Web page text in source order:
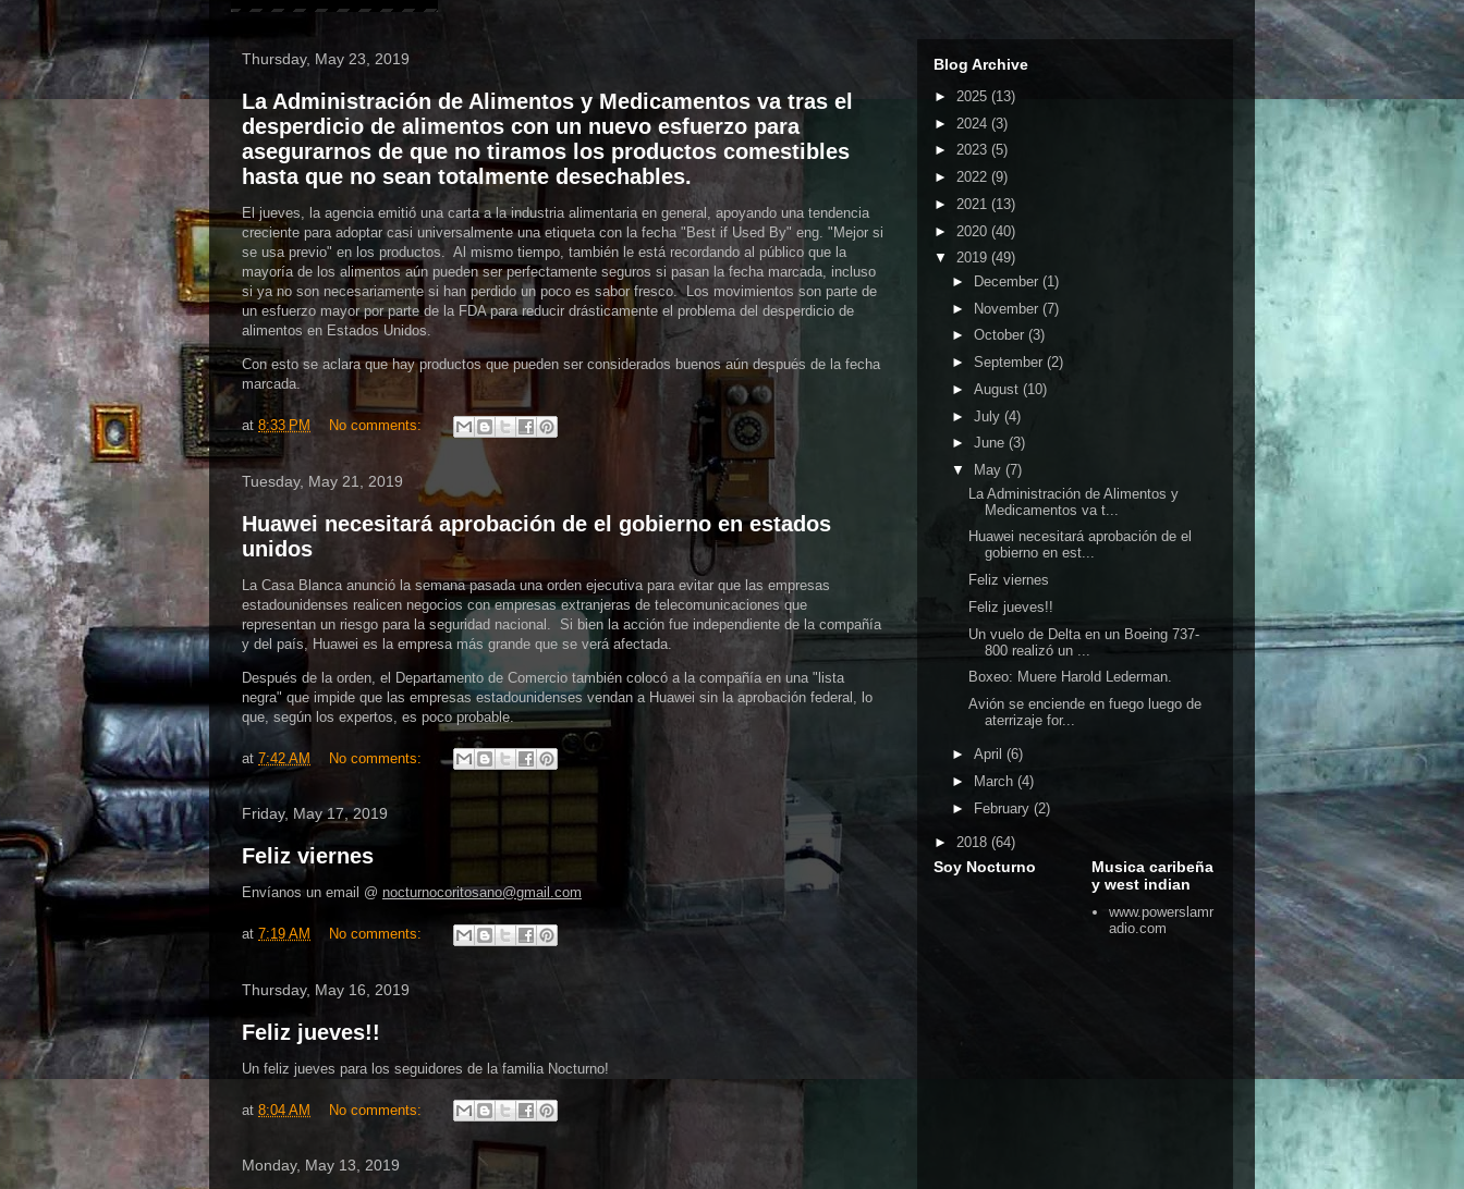
Thursday, May 23, 2019
La Administración de Alimentos y Medicamentos va tras el
desperdicio de alimentos con un nuevo esfuerzo para
asegurarnos de que no tiramos los productos comestibles
hasta que no sean totalmente desechables.
El jueves, la agencia emitió una carta a la industria alimentaria en general, apoyando una tendencia
creciente para adoptar casi universalmente una etiqueta con la fecha "Best if Used By" eng. "Mejor si
se usa previo" en los productos. Al mismo tiempo, también le está recordando al público que la
mayoría de los alimentos aún pueden ser perfectamente seguros si pasan la fecha marcada, incluso
si ya no son necesariamente si han perdido un poco es sabor fresco. Los movimientos son parte de
un esfuerzo mayor por parte de la FDA para reducir drásticamente el problema del desperdicio de
alimentos en Estados Unidos.
Con esto se aclara que hay productos que pueden ser considerados buenos aún después de la fecha
marcada.
at 8:33 PM No comments:
Tuesday, May 21, 2019
Huawei necesitará aprobación de el gobierno en estados
unidos
La Casa Blanca anunció la semana pasada una orden ejecutiva para evitar que las empresas
estadounidenses realicen negocios con empresas extranjeras de telecomunicaciones que
representan un riesgo para la seguridad nacional. Si bien la acción fue independiente de la compañía
y del país, Huawei es la empresa más grande que se verá afectada.
Después de la orden, el Departamento de Comercio también colocó a la compañía en una "lista
negra" que impide que las empresas estadounidenses vendan a Huawei sin la aprobación federal, lo
que, según los expertos, es poco probable.
at 7:42 AM No comments:
Friday, May 17, 2019
Feliz viernes
Envíanos un email @ nocturnocoritosano@gmail.com
at 7:19 AM No comments:
Thursday, May 16, 2019
Feliz jueves!!
Un feliz jueves para los seguidores de la familia Nocturno!
at 8:04 AM No comments:
Monday, May 13, 2019
Blog Archive
► 2025 (13)
► 2024 (3)
► 2023 (5)
► 2022 (9)
► 2021 (13)
► 2020 (40)
▼ 2019 (49)
►
December (1)
► November (7)
► October (3)
► September (2)
► August (10)
► July (4)
► June (3)
▼
May (7)
La Administración de Alimentos y
Medicamentos va t...
Huawei necesitará aprobación de el
gobierno en est...
Feliz viernes
Feliz jueves!!
Un vuelo de Delta en un Boeing 737-
800 realizó un ...
Boxeo: Muere Harold Lederman.
Avión se enciende en fuego luego de
aterrizaje for...
► April (6)
►
March (4)
►
February (2)
► 2018 (64)
Soy Nocturno
Musica caribeña
y west indian
www.powerslamr
adio.com